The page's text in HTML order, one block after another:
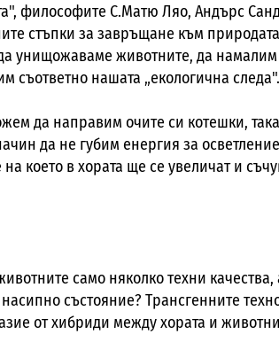
философите С.Матю Ляо, Андърс
стъпки за завръщане към
унищожаваме животните, да
съответно нашата „екологична следа".
да направим очите си котешки,
да не губим енергия за
което в хората ще се увеличат и
само няколко техни
състояние? Трансгенните
от хибриди между хората и